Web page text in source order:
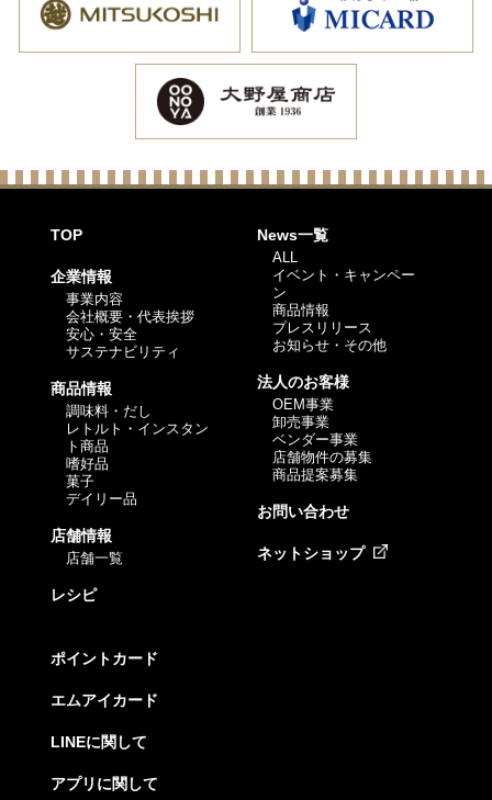
TOP
企業情報
事業内容
会社概要・代表挨拶
安心・安全
サステナビリティ
商品情報
調味料・だし
レトルト・インスタン
ト商品
嗜好品
菓子
デイリー品
店舗情報
店舗一覧
レシピ
News一覧
ALL
イベント・キャンペー
ン
商品情報
プレスリリース
お知らせ・その他
法人のお客様
OEM事業
卸売事業
ベンダー事業
店舗物件の募集
商品提案募集
お問い合わせ
ネットショップ
ポイントカード
エムアイカード
LINEに関して
アプリに関して